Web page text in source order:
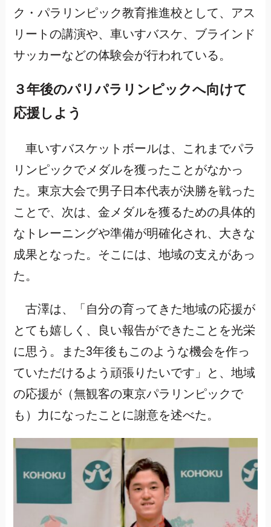
ク・パラリンピック教育推進校として、アス
リートの講演や、車いすバスケ、ブラインド
サッカーなどの体験会が行われている。
３年後のパリパラリンピックへ向けて
応援しよう
車いすバスケットボールは、これまでパラ
リンピックでメダルを獲ったことがなかっ
た。東京大会で男子日本代表が決勝を戦った
ことで、次は、金メダルを獲るための具体的
なトレーニングや準備が明確化され、大きな
成果となった。そこには、地域の支えがあっ
た。
古澤は、「自分の育ってきた地域の応援が
とても嬉しく、良い報告ができたことを光栄
に思う。また3年後もこのような機会を作っ
ていただけるよう頑張りたいです」と、地域
の応援が（無観客の東京パラリンピックで
も）力になったことに謝意を述べた。